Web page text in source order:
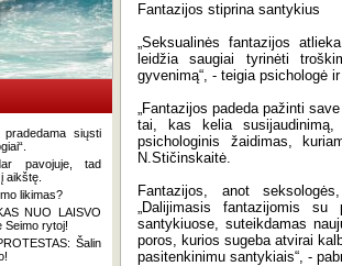
siųsti
pavojuje, tad
aikštę.
likimas?
NUO LAISVO
Seimo rytoj!
Šalin
Fantazijos stiprina santykius
„Seksualinės fantazijos
leidžia saugiai tyrinėti
gyvenimą“, - teigia psichologė
„Fantazijos padeda pažinti
tai, kas kelia
psichologinis žaidimas,
N.Stičinskaitė.
Fantazijos, anot
„Dalijimasis fantazijomis
santykiuose, suteikdamas
poros, kurios sugeba atvirai
pasitenkinimu santykiais“, -